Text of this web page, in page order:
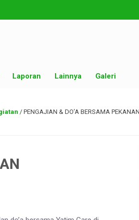
Laporan Lainnya Galeri
/ PENGAJIAN & DO’A BERSAMA PEKANAN